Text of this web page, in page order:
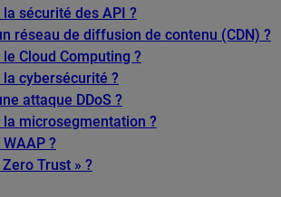
sécurité des API ?
réseau de diffusion de contenu (CDN) ?
Cloud Computing ?
cybersécurité ?
attaque DDoS ?
la microsegmentation ?
?
Trust » ?